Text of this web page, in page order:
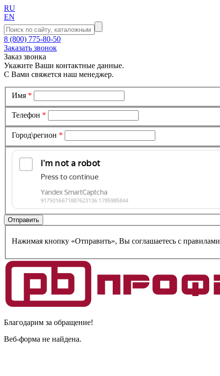
RU
EN
8 (800) 775-80-50
Заказать звонок
Заказ звонка
Укажите Ваши контактные данные.
С Вами свяжется наш менеджер.
Имя *
Телефон *
Город\регион *
Нажимая кнопку «Отправить», Вы соглашаетесь c правилами
Благодарим за обращение!
Веб-форма не найдена.